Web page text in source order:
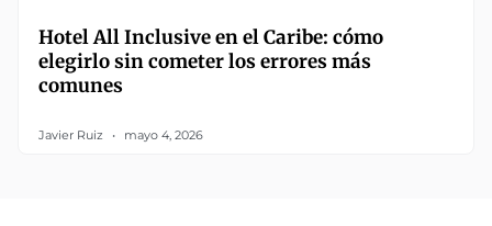
Hotel All Inclusive en el Caribe: cómo
elegirlo sin cometer los errores más
comunes
Javier Ruiz mayo 4, 2026